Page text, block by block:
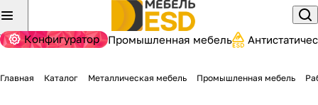
Конфигуратор Промышленная мебель
Главная Каталог Металлическая мебель Промышленная мебель